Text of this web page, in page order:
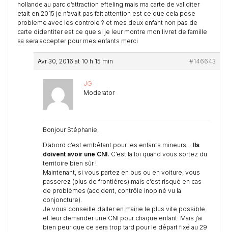
hollande au parc d’attraction efteling mais ma carte de validiter
etait en 2015 je n’avait pas fait attention est ce que cela pose
probleme avec les controle ? et mes deux enfant non pas de
carte didentiter est ce que si je leur montre mon livret de famille
sa sera accepter pour mes enfants merci
Avr 30, 2016 at 10 h 15 min #146643
JG
Moderator
Bonjour Stéphanie,
D’abord c’est embêtant pour les enfants mineurs… Ils
doivent avoir une CNI. C’est la loi quand vous sortez du
territoire bien sûr !
Maintenant, si vous partez en bus ou en voiture, vous
passerez (plus de frontières) mais c’est risqué en cas
de problèmes (accident, contrôle inopiné vu la
conjoncture).
Je vous conseille d’aller en mairie le plus vite possible
et leur demander une CNI pour chaque enfant. Mais j’ai
bien peur que ce sera trop tard pour le départ fixé au 29